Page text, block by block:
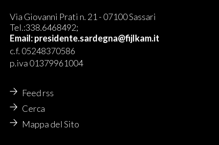
Via Giovanni Prati n. 21 - 07100 Sassari
Tel.:338.6468492;
Email:presidente.sardegna@fijlkam.it
c.f. 05248370586
p.iva 01379961004
Feed rss
Cerca
Mappa del Sito